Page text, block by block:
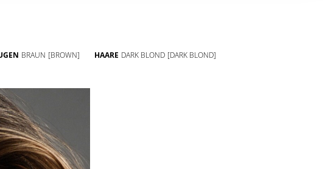
BRAUN [BROWN] HAARE DARK BLOND [DARK BLOND]